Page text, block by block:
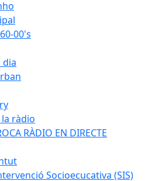
00's
dia
ràdio
RÀDIO EN DIRECTE
Socioecucativa (SIS)